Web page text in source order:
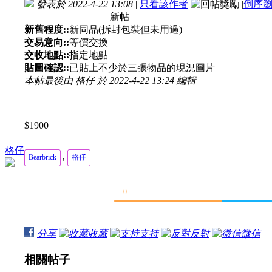
格仔
發表於 2022-4-22 13:08 | 只看該作者 |倒序
新帖
新舊程度::新同品(拆封包裝但未用過)
交易意向::等價交換
交收地點::指定地點
貼圖確認::已貼上不少於三張物品的現況圖片
本帖最後由 格仔 於 2022-4-22 13:24 編輯
$1900
Bearbrick , 格仔
0
分享 收藏 支持 反對 微信
相關帖子